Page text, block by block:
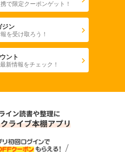
で限定クーポンゲット！
ジン
を受け取ろう！
ント
新情報をチェック！